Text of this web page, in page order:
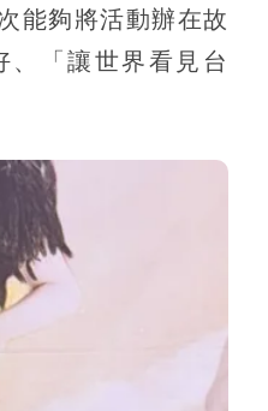
能夠將活動辦在故
「讓世界看見台